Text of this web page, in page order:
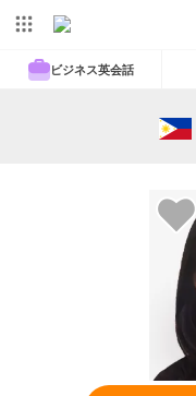
ビジネス英会話